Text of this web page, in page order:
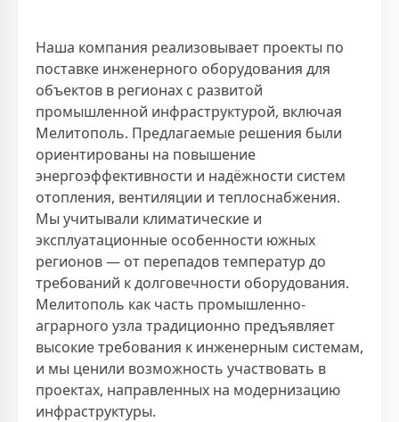
Наша компания реализовывает проекты по
поставке инженерного оборудования для
объектов в регионах с развитой
промышленной инфраструктурой, включая
Мелитополь. Предлагаемые решения были
ориентированы на повышение
энергоэффективности и надёжности систем
отопления, вентиляции и теплоснабжения.
Мы учитывали климатические и
эксплуатационные особенности южных
регионов — от перепадов температур до
требований к долговечности оборудования.
Мелитополь как часть промышленно-
аграрного узла традиционно предъявляет
высокие требования к инженерным системам,
и мы ценили возможность участвовать в
проектах, направленных на модернизацию
инфраструктуры.